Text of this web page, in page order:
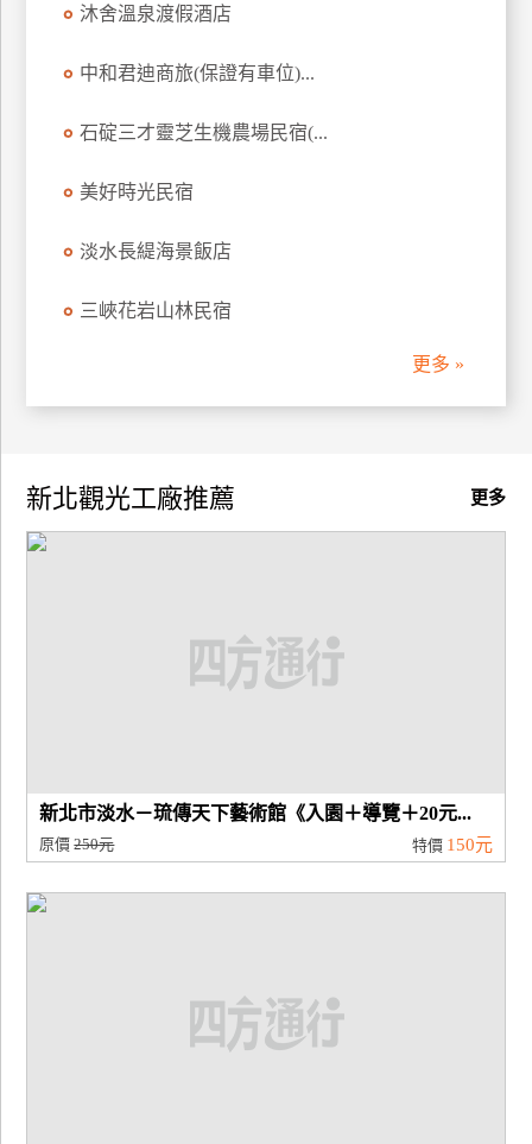
飯
作
計
商
沐舍溫泉渡假酒店
中和君迪商旅(保證有車位)...
石碇三才靈芝生機農場民宿(...
美好時光民宿
淡水長緹海景飯店
三峽花岩山林民宿
更多 »
更多
新北觀光工廠推薦
新北市淡水－琉傳天下藝術館《入園＋導覽＋20元...
原價250元 特價 150元